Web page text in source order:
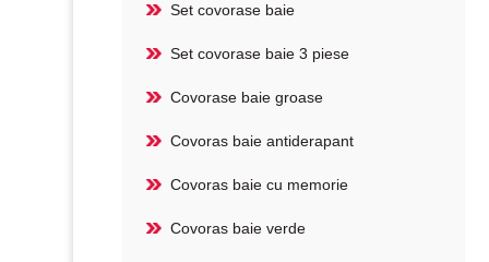
Set covorase baie
Set covorase baie 3 piese
Covorase baie groase
Covoras baie antiderapant
Covoras baie cu memorie
Covoras baie verde